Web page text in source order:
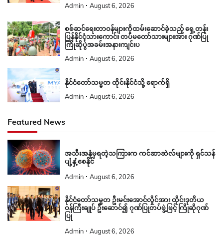
Admin August 6, 2026
စစ်ဆင်ရေးတာဝန်များကိုထမ်းဆောင်ခဲ့သည့် ရှေ့တန်း
ပြန်နိုင်ငံ့သားကောင်း တပ်မတော်သားများအား ဂုဏ်ပြု
ကြိုဆိုပွဲအခမ်းအနားကျင်းပ
Admin August 6, 2026
နိုင်ငံတော်သမ္မတ ထိုင်းနိုင်ငံသို့ ရောက်ရှိ
Admin August 6, 2026
Featured News
အသီးအနှံမှရတဲ့သကြားက ကင်ဆာဆဲလ်များကို ရှင်သန်
ပျံ့နှံ့စေနိုင်
Admin August 6, 2026
နိုင်ငံတော်သမ္မတ ဦးမင်းအောင်လှိုင်အား ထိုင်းဒုတိယ
ဝန်ကြီးချုပ် ဦးဆောင်၍ ဂုဏ်ပြုတပ်ဖွဲ့ဖြင့် ကြိုဆိုဂုဏ်
ပြု
Admin August 6, 2026